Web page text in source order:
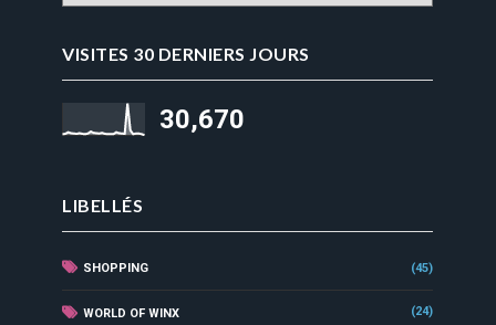
VISITES 30 DERNIERS JOURS
30,670
LIBELLÉS
SHOPPING (45)
WORLD OF WINX (24)